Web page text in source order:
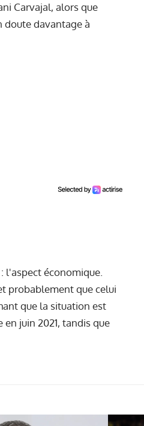
Carvajal, alors que
doute davantage à
l'aspect économique.
probablement que celui
que la situation est
juin 2021, tandis que